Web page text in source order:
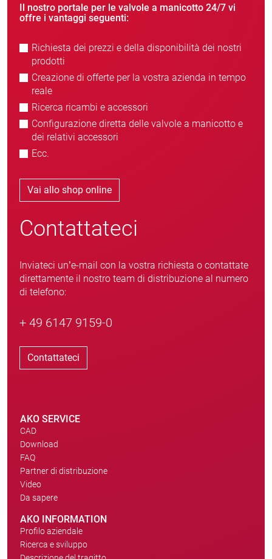
Il nostro portale per le valvole a manicotto 24/7 vi
offre i vantaggi seguenti:
Richiesta dei prezzi e della disponibilità dei nostri
prodotti
Creazione di offerte per la vostra azienda in tempo
reale
Ricerca ricambi e accessori
Configurazione diretta delle valvole a manicotto e
dei relativi accessori
Ecc.
Vai allo shop online
Contattateci
Inviateci un’e-mail con la vostra richiesta o contattate
direttamente il nostro team di distribuzione al numero
di telefono:
+ 49 6147 9159-0
Contattateci
AKO SERVICE
CAD
Download
FAQ
Partner di distribuzione
Video
Da sapere
AKO INFORMATION
Profilo aziendale
Ricerca e sviluppo